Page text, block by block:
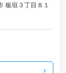
板垣３丁目８１